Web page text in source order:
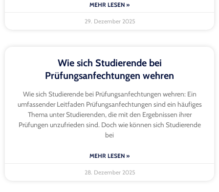
MEHR LESEN »
29. Dezember 2025
Wie sich Studierende bei
Prüfungsanfechtungen wehren
Wie sich Studierende bei Prüfungsanfechtungen wehren: Ein
umfassender Leitfaden Prüfungsanfechtungen sind ein häufiges
Thema unter Studierenden, die mit den Ergebnissen ihrer
Prüfungen unzufrieden sind. Doch wie können sich Studierende
bei
MEHR LESEN »
28. Dezember 2025